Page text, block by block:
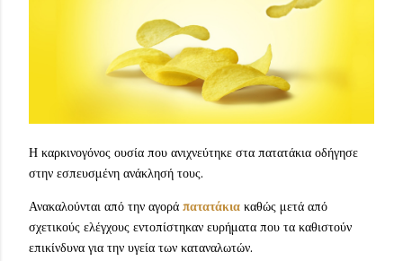
Η καρκινογόνος ουσία που ανιχνεύτηκε στα πατατάκια οδήγησε
στην εσπευσμένη ανάκλησή τους.
Ανακαλούνται από την αγορά πατατάκια καθώς μετά από
σχετικούς ελέγχους εντοπίστηκαν ευρήματα που τα καθιστούν
επικίνδυνα για την υγεία των καταναλωτών.